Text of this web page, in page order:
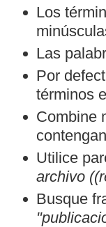
Los
Las
Por
términos
Combine
Utilice
archivo
Busque